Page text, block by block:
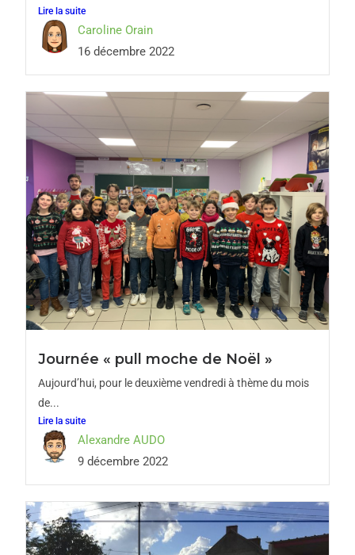
Lire la suite
Caroline Orain
16 décembre 2022
Journée « pull moche de Noël »
Aujourd’hui, pour le deuxième vendredi à thème du mois
de...
Lire la suite
Alexandre AUDO
9 décembre 2022